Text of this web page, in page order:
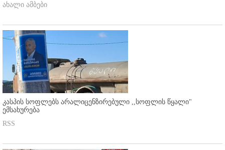
ახალი ამბები
კასპის სოფლებს არალიცენზირებული ,,სოფლის წყალი"
ემსახურება
RSS